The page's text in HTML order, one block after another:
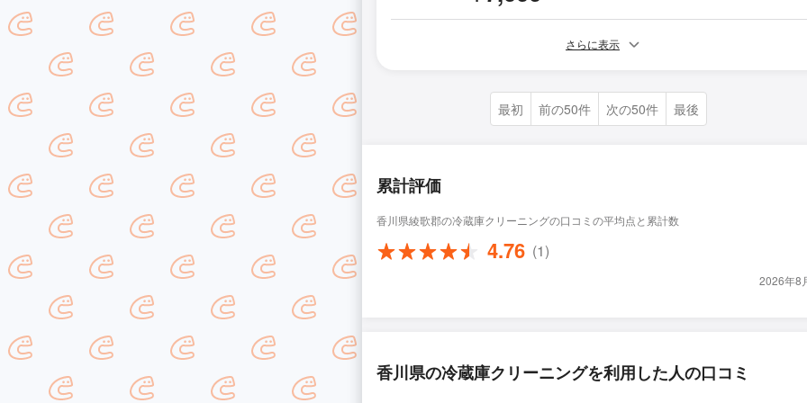
さらに表示
最初 前の50件 次の50件 最後
累計評価
香川県綾歌郡の冷蔵庫クリーニングの口コミの平均点と累計数
4.76 (1)
2026年8
香川県の冷蔵庫クリーニングを利用した人の口コミ